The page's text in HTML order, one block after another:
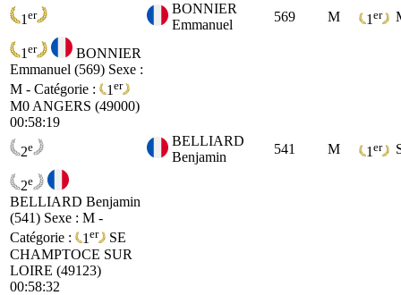
1 er
BONNIER
Emmanuel
569 M 1 er
1 er
BONNIER
Emmanuel (569) Sexe :
M - Catégorie :
1 er
M0 ANGERS (49000)
00:58:19
2e
BELLIARD
Benjamin
541 M 1 er
2e
BELLIARD Benjamin
(541) Sexe : M -
Catégorie :
1 er
SE
CHAMPTOCE SUR
LOIRE (49123)
00:58:32